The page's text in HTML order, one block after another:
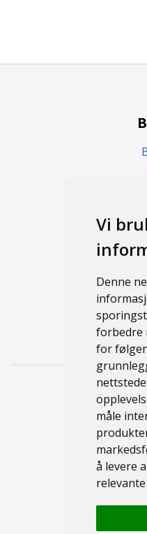
Vi
Denne
forbedre
for
måle
å levere
© 2026